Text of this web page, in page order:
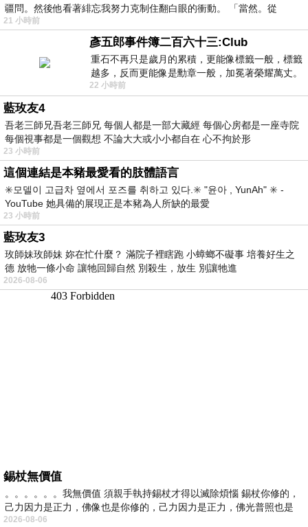
疆問。然後他看著緋忘我努力克制住翻白眼的衝動。 「當然。從
21 小時前
彥五郎事件簿二百六十三:Club
重石不再只是歲月的累積，更能像標籤一般，標籤
越多，反而更能像是勳章一般，加冕著榮耀萬丈。
習慣一如縱容，成了再難輕輕放下的罪證
22 小時前
藍玫友4
吾老三師兄吾老三師兄 每個人都是一部大藏經 每個心房都是一座寺院
每個視事都是一個觀想 不論大大或小小都自在 心不拘於形
23 小時前
這個連結是本豬最愛看的肢體語言
✳️모델이 고급차 옆에서 포즈를 취하고 있다.✳️ "윤아 , YunAh" ✳️ -
YouTube 她具備的展現正是本豬為人所缺的最愛
23 小時前
藍玫友3
玫師妹玫師妹 妳在忙什麼？ 滿院子裡瞎跑 小蟑螂不礙事 培養好生之
德 放牠一條小命 讓牠回歸自然 別殺生，放生 別讓牠進
2026-08-06
錫杖無價值
。。。。。。我無價值 須親手執持錫杖才得以滅除煩惱 錫杖你修的，
己力因力是正力，佛像也是你修的，己力因力是正力，佛光普照也是
2026-08-06